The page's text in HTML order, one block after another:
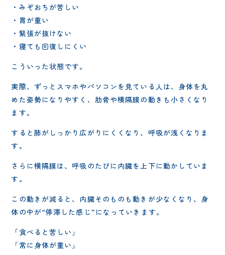
・みぞおちが苦しい
・胃が重い
・緊張が抜けない
・寝ても回復しにくい
こういった状態です。
実際、ずっとスマホやパソコンを見ている人は、身体を丸
めた姿勢になりやすく、肋骨や横隔膜の動きも小さくなり
ます。
すると肺がしっかり広がりにくくなり、呼吸が浅くなりま
す。
さらに横隔膜は、呼吸のたびに内臓を上下に動かしていま
す。
この動きが減ると、内臓そのものも動きが少なくなり、身
体の中が“停滞した感じ”になっていきます。
「食べると苦しい」
「常に身体が重い」